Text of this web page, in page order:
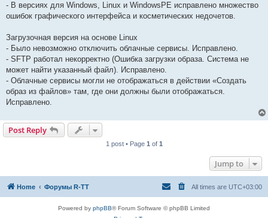
- В версиях для Windows, Linux и WindowsPE исправлено множество
ошибок графического интерфейса и косметических недочетов.
Загрузочная версия на основе Linux
- Было невозможно отключить облачные сервисы. Исправлено.
- SFTP работал некорректно (Ошибка загрузки образа. Система не
может найти указанный файл). Исправлено.
- Облачные сервисы могли не отображаться в действии «Создать
образ из файлов» там, где они должны были отображаться.
Исправлено.
Post Reply
1 post • Page 1 of 1
Jump to
Home Форумы R-TT All times are UTC+03:00
Powered by phpBB® Forum Software © phpBB Limited